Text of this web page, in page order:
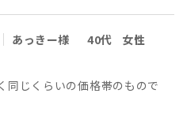
あっきー様 40代
女性
同じくらいの価格帯のもので